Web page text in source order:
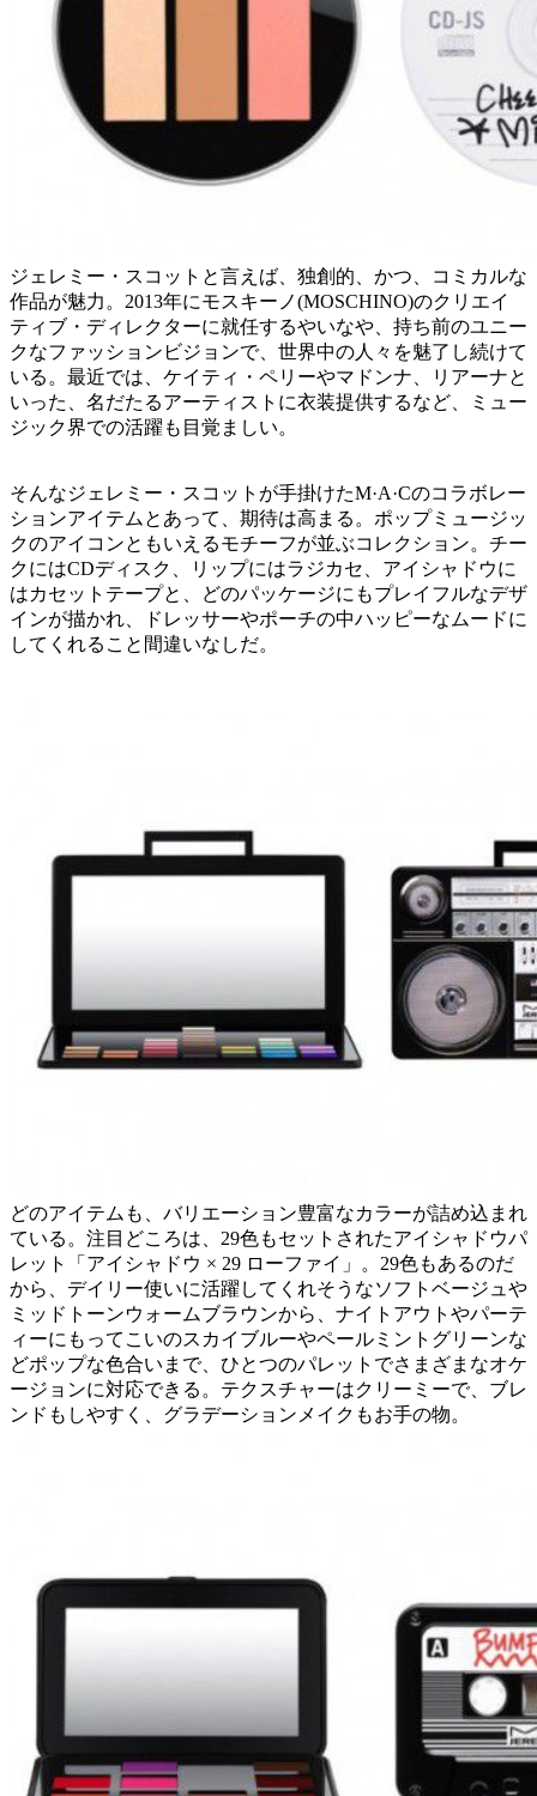
ジェレミー・スコットと言えば、独創的、かつ、コミカルな
作品が魅力。2013年にモスキーノ(MOSCHINO)のクリエイ
ティブ・ディレクターに就任するやいなや、持ち前のユニー
クなファッションビジョンで、世界中の人々を魅了し続けて
いる。最近では、ケイティ・ペリーやマドンナ、リアーナと
いった、名だたるアーティストに衣装提供するなど、ミュー
ジック界での活躍も目覚ましい。
そんなジェレミー・スコットが手掛けたM·A·Cのコラボレー
ションアイテムとあって、期待は高まる。ポップミュージッ
クのアイコンともいえるモチーフが並ぶコレクション。チー
クにはCDディスク、リップにはラジカセ、アイシャドウに
はカセットテープと、どのパッケージにもプレイフルなデザ
インが描かれ、ドレッサーやポーチの中ハッピーなムードに
してくれること間違いなしだ。
どのアイテムも、バリエーション豊富なカラーが詰め込まれ
ている。注目どころは、29色もセットされたアイシャドウパ
レット「アイシャドウ × 29 ローファイ」。29色もあるのだ
から、デイリー使いに活躍してくれそうなソフトベージュや
ミッドトーンウォームブラウンから、ナイトアウトやパーテ
ィーにもってこいのスカイブルーやペールミントグリーンな
どポップな色合いまで、ひとつのパレットでさまざまなオケ
ージョンに対応できる。テクスチャーはクリーミーで、ブレ
ンドもしやすく、グラデーションメイクもお手の物。